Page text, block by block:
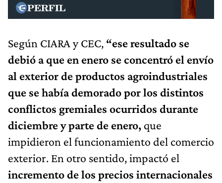
Según CIARA y CEC, “ese resultado se
debió a que en enero se concentró el envío
al exterior de productos agroindustriales
que se había demorado por los distintos
conflictos gremiales ocurridos durante
diciembre y parte de enero, que
impidieron el funcionamiento del comercio
exterior. En otro sentido, impactó el
incremento de los precios internacionales